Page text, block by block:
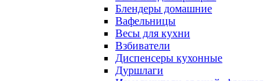
Блендеры домашние
Вафельницы
Весы для кухни
Взбиватели
Диспенсеры кухонные
Дуршлаги